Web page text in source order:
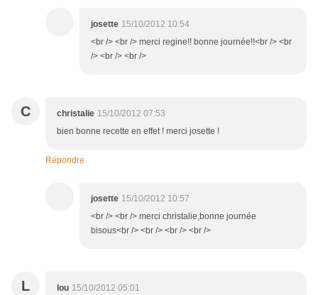
josette 15/10/2012 10:54
<br /> <br /> merci regine!! bonne journée!!<br /> <br
/> <br /> <br />
C christalie 15/10/2012 07:53
bien bonne recette en effet ! merci josette !
Répondre
josette 15/10/2012 10:57
<br /> <br /> merci christalie,bonne journée
bisous<br /> <br /> <br /> <br />
L lou 15/10/2012 05:01